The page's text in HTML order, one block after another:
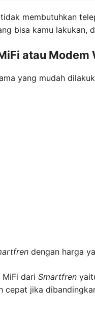
tidak membutuhkan
bisa kamu lakukan,
atau Modem
yang mudah
dengan harga
MiFi dari Smartfren
cepat jika